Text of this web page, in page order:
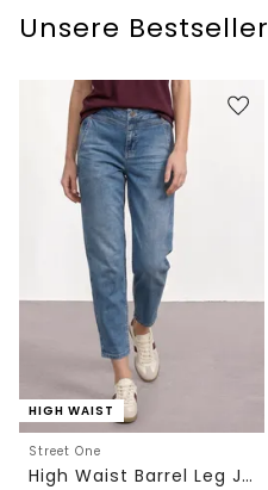
Unsere Bestseller
HIGH WAIST
Street One
High Waist Barrel Leg Jeans im Loose Fit